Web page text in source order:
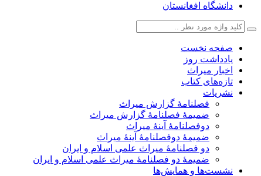
دانشگاه افغانستان
صفحه نخست
یادداشت روز
اخبار میراث
تازه‌های کتاب
نشریات
فصلنامۀ گزارش میراث
ضمیمۀ فصلنامۀ گزارش میراث
دوفصلنامۀ آینۀ میراث
ضمیمۀ دوفصلنامۀ آینۀ میراث
دو فصلنامۀ میراث علمی اسلام و ایران
ضمیمۀ دو فصلنامۀ میراث علمی اسلام و ایران
نشست‌ها و همایش‌ها